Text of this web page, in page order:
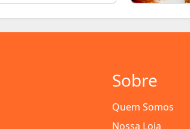
Sobre
Quem Somos
Nossa Loja